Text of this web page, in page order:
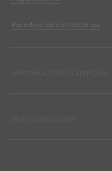
Recedere dal contratto qui